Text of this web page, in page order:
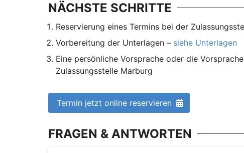
NÄCHSTE SCHRITTE
Reservierung eines Termins bei der
Vorbereitung der Unterlagen – siehe Unterlagen
Eine persönliche Vorsprache oder die
Zulassungsstelle Marburg
Termin jetzt online reservieren
FRAGEN & ANTWORTEN